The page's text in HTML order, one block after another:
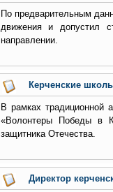
По предварительным
движения и допустил
направлении.
Керченские
В рамках традиционной
«Волонтеры Победы в
защитника Отечества.
Директор